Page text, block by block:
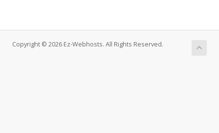
Copyright © 2026 Ez-Webhosts. All Rights Reserved.